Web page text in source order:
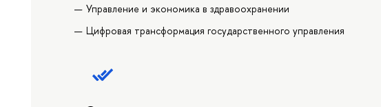
Управление и экономика в здравоохранении
Цифровая трансформация государственного управления